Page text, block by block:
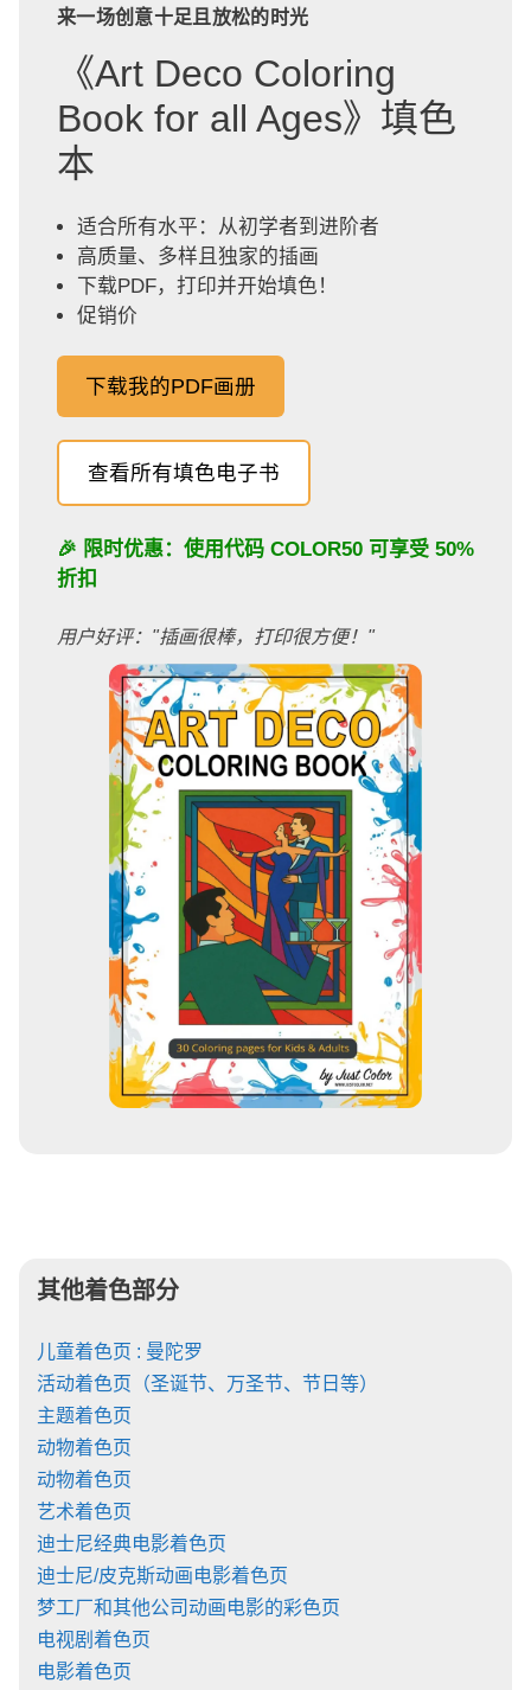
来一场创意十足且放松的时光
《Art Deco Coloring
Book for all Ages》填色
本
适合所有水平：从初学者到进阶者
高质量、多样且独家的插画
下载PDF，打印并开始填色！
促销价
下载我的PDF画册
查看所有填色电子书
🎉 限时优惠：使用代码 COLOR50 可享受 50%
折扣
用户好评："插画很棒，打印很方便！"
其他着色部分
儿童着色页 : 曼陀罗
活动着色页（圣诞节、万圣节、节日等）
主题着色页
动物着色页
动物着色页
艺术着色页
迪士尼经典电影着色页
迪士尼/皮克斯动画电影着色页
梦工厂和其他公司动画电影的彩色页
电视剧着色页
电影着色页